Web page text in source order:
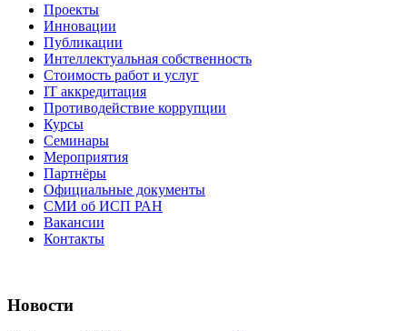
Проекты
Инновации
Публикации
Интеллектуальная собственность
Стоимость работ и услуг
IT аккредитация
Противодействие коррупции
Курсы
Семинары
Мероприятия
Партнёры
Официальные документы
СМИ об ИСП РАН
Вакансии
Контакты
Новости